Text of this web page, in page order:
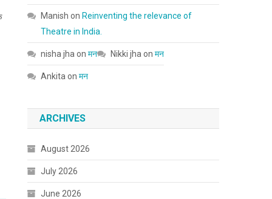
Manish on Reinventing the relevance of
Theatre in India.
nisha jha onमन Nikki jha onमन
Ankita onमन
ARCHIVES
August 2026
July 2026
June 2026